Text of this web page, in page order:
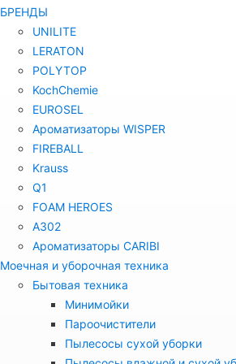
БРЕНДЫ
UNILITE
LERATON
POLYTOP
KochChemie
EUROSEL
Ароматизаторы WISPER
FIREBALL
Krauss
Q1
FOAM HEROES
A302
Ароматизаторы CARIBI
Моечная и уборочная техника
Бытовая техника
Минимойки
Пароочистители
Пылесосы сухой уборки